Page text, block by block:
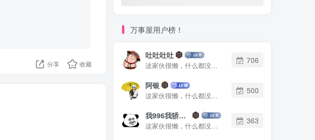
分享 收藏
万事屋用户榜！
吐吐吐吐
这家伙很懒，什么都没有写...
706
阿银
这家伙很懒，什么都没有写...
500
我996我骄傲了么
这家伙很懒，什么都没有写...
363